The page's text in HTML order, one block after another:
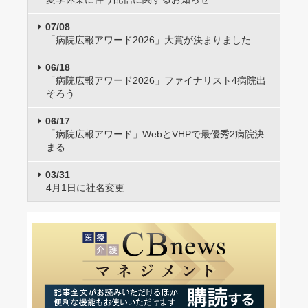
07/08
「病院広報アワード2026」大賞が決まりました
06/18
「病院広報アワード2026」ファイナリスト4病院出
そろう
06/17
「病院広報アワード」WebとVHPで最優秀2病院決
まる
03/31
4月1日に社名変更